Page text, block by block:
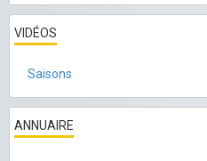
VIDÉOS
Saisons
ANNUAIRE